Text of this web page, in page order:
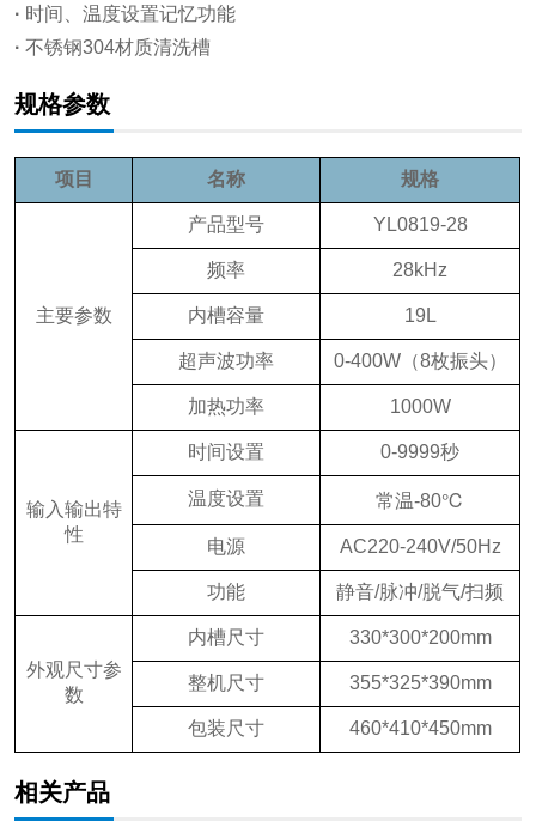
· 时间、温度设置记忆功能
·不锈钢304材质清洗槽
规格参数
项目 名称 规格
主要参数
产品型号 YL0819-28
频率 28kHz
内槽容量 19L
超声波功率 0-400W（8枚振头）
加热功率 1000W
输入输出特
性
时间设置 0-9999秒
温度设置 常温-80℃
电源 AC220-240V/50Hz
功能 静音/脉冲/脱气/扫频
外观尺寸参
数
内槽尺寸 330*300*200mm
整机尺寸 355*325*390mm
包装尺寸 460*410*450mm
相关产品